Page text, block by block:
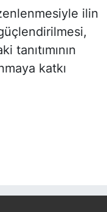
ilin
tanıtımının
katkı